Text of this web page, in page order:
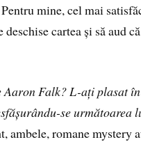
mine, cel mai
cartea și să aud
Aaron Falk? L-ați plasat
se următoarea
ambele, romane mystery